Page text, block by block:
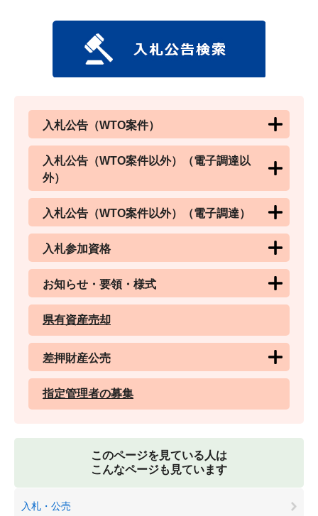
入札公告（WTO案件）
入札公告（WTO案件以外）（電子調達以
外）
入札公告（WTO案件以外）（電子調達）
入札参加資格
お知らせ・要領・様式
県有資産売却
差押財産公売
指定管理者の募集
このページを見ている人は
こんなページも見ています
入札・公売